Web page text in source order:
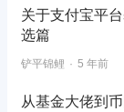
关于支付宝平
选篇
铲平锦鲤 5 年前
从基金大佬到